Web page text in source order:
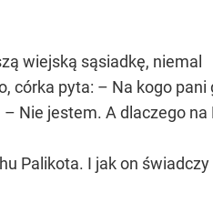
wiejską sąsiadkę, niemal
pyta: – Na kogo pani
Nie jestem. A dlaczego na
Palikota. I jak on świadczy